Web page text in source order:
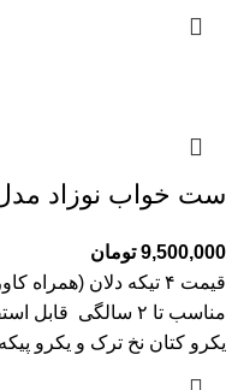
ست خواب نوزاد
9,500,000 تومان
قیمت ۴ تیکه دلان
یکرو کتان نخ ترک و یکرو پیکه